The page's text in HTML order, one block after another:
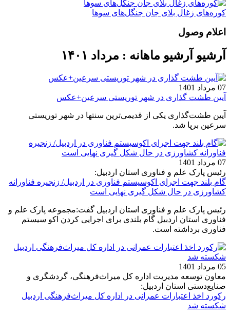
کوره‌های زغال بلای جان جنگل‌های سوها
اعلام وصول
آرشیو آرشیو ماهانه : مرداد ۱۴۰۱
07 مرداد 1401
آیین طشت گذاری در شهر توریستی سرعین+عکس
آیین طشت‌گذاری یکی از قدیمی‌ترین سنتها در شهر توریستی
سرعین برپا شد.
07 مرداد 1401
رئیس پارک علم و فناوری استان اردبیل:
گام بلند جهت اجرای اکوسیستم فناوری در اردبیل/ زنجیره فناورانه
کشاورزی در حال شکل گیری نهایی است
رئیس پارک علم و فناوری استان اردبیل گفت:مجموعه پارک علم و
فناوری استان اردبیل گام بلندی برای اجرایی کردن اکو سیستم
فناوری برداشته است.
05 مرداد 1401
معاون توسعه مدیریت اداره کل میراث‌فرهنگی، گردشگری و
صنایع‌دستی استان اردبیل:
رکورد اخذ اعتبارات عمرانی در اداره کل میراث‌فرهنگی اردبیل
شکسته شد